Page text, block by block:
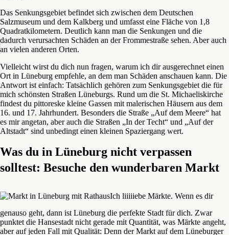
Das Senkungsgebiet befindet sich zwischen dem Deutschen
Salzmuseum und dem Kalkberg und umfasst eine Fläche von 1,8
Quadratkilometern. Deutlich kann man die Senkungen und die
dadurch verursachten Schäden an der Frommestraße sehen. Aber auch
an vielen anderen Orten.
Vielleicht wirst du dich nun fragen, warum ich dir ausgerechnet einen
Ort in Lüneburg empfehle, an dem man Schäden anschauen kann. Die
Antwort ist einfach: Tatsächlich gehören zum Senkungsgebiet die für
mich schönsten Straßen Lüneburgs. Rund um die St. Michaeliskirche
findest du pittoreske kleine Gassen mit malerischen Häusern aus dem
16. und 17. Jahrhundert. Besonders die Straße „Auf dem Meere“ hat
es mir angetan, aber auch die Straßen „In der Techt“ und „Auf der
Altstadt“ sind unbedingt einen kleinen Spaziergang wert.
Was du in Lüneburg nicht verpassen
solltest: Besuche den wunderbaren Markt
Ich liiiiiebe Märkte. Wenn es dir
genauso geht, dann ist Lüneburg die perfekte Stadt für dich. Zwar
punktet die Hansestadt nicht gerade mit Quantität, was Märkte angeht,
aber auf jeden Fall mit Qualität: Denn der Markt auf dem Lüneburger